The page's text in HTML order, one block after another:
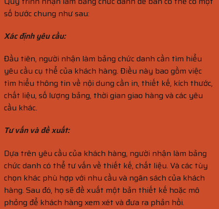
số bước chung như sau:
Xác định yêu cầu:
Đầu tiên, người nhận làm bảng chức danh cần tìm hiểu
yêu cầu cụ thể của khách hàng. Điều này bao gồm việc
tìm hiểu thông tin về nội dung cần in, thiết kế, kích thước,
chất liệu, số lượng bảng, thời gian giao hàng và các yêu
cầu khác.
Tư vấn và đề xuất:
Dựa trên yêu cầu của khách hàng, người nhận làm bảng
chức danh có thể tư vấn về thiết kế, chất liệu. Và các tùy
chọn khác phù hợp với nhu cầu và ngân sách của khách
hàng. Sau đó, họ sẽ đề xuất một bản thiết kế hoặc mô
phỏng để khách hàng xem xét và đưa ra phản hồi.